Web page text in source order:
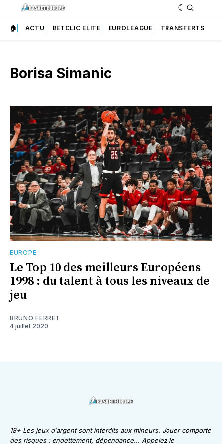
🏠 ACTU BETCLIC ELITE EUROLEAGUE TRANSFERTS
Borisa Simanic
EUROPE
Le Top 10 des meilleurs Européens
1998 : du talent à tous les niveaux de
jeu
BRUNO FERRET
4 juillet 2020
18+ Les jeux d'argent sont interdits aux mineurs. Jouer comporte
des risques : endettement, dépendance... Appelez le